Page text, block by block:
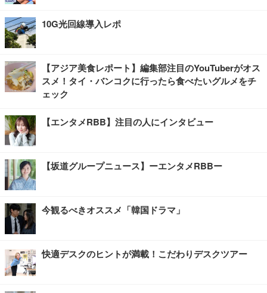
10G光回線導入レポ
【アジア美食レポート】編集部注目のYouTuberがオス
スメ！タイ・バンコクに行ったら食べたいグルメをチ
ェック
【エンタメRBB】注目の人にインタビュー
【坂道グループニュース】ーエンタメRBBー
今観るべきオススメ「韓国ドラマ」
快適デスクのヒントが満載！こだわりデスクツアー